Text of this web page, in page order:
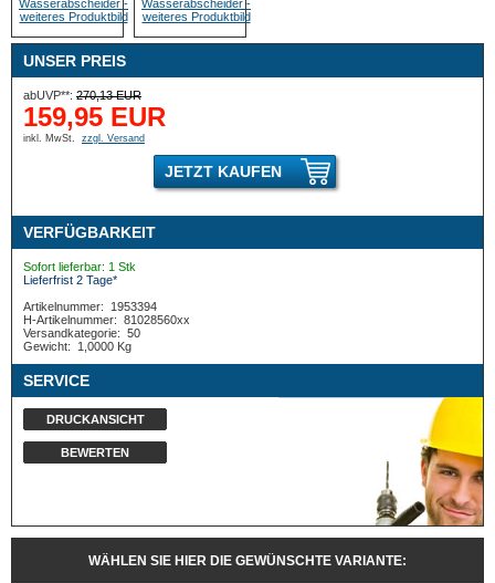
UNSER PREIS
abUVP**: 270,13 EUR
159,95 EUR
inkl. MwSt. zzgl. Versand
JETZT KAUFEN
VERFÜGBARKEIT
Sofort lieferbar: 1 Stk
Lieferfrist 2 Tage*
Artikelnummer:
1953394
H-Artikelnummer: 81028560xx
Versandkategorie: 50
Gewicht:
1,0000 Kg
SERVICE
DRUCKANSICHT
BEWERTEN
WÄHLEN SIE HIER DIE GEWÜNSCHTE VARIANTE: